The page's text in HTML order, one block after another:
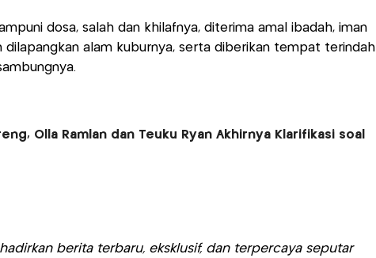
dosa, salah dan khilafnya, diterima amal ibadah, iman
dilapangkan alam kuburnya, serta diberikan tempat terindah
Olla Ramlan dan Teuku Ryan Akhirnya Klarifikasi soal
berita terbaru, eksklusif, dan terpercaya seputar